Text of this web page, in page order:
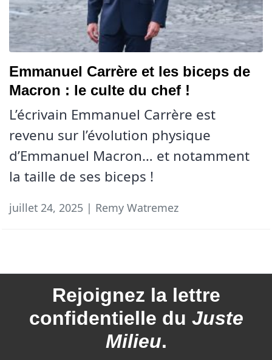
Emmanuel Carrère et les biceps de
Macron : le culte du chef !
L’écrivain Emmanuel Carrère est
revenu sur l’évolution physique
d’Emmanuel Macron… et notamment
la taille de ses biceps !
juillet 24, 2025 | Remy Watremez
Rejoignez la lettre
confidentielle du Juste
Milieu.